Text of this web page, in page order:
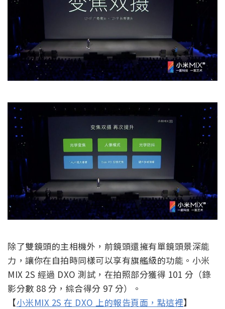
除了雙鏡頭的主相機外，前鏡頭還擁有單鏡頭景深能
力，讓你在自拍時同樣可以享有旗艦級的功能。小米
MIX 2S 經過 DXO 測試，在拍照部分獲得 101 分（錄
影分數 88 分，綜合得分 97 分）。
【小米MIX 2S 在 DXO 上的報告頁面，點這裡】